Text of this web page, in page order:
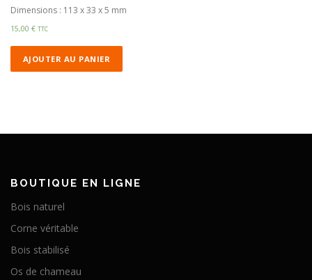
Dimensions : 113 x 33 x 5 mm
15,00 € TTC
AJOUTER AU PANIER
BOUTIQUE EN LIGNE
Bois naturel
Corne véritable
Bois stabilisé
Os de chameau